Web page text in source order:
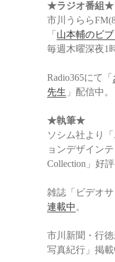
★ラジオ番組★
市川うらら
「 山本輔のビ
毎週木曜深夜1
Radio365にて「
先生 」配信中。
★執筆★
ソシム社より
ョンデザイン
Collection」好評
雑誌「ビデオ
連載中 。
市川新聞・行徳
写真紀行」掲載